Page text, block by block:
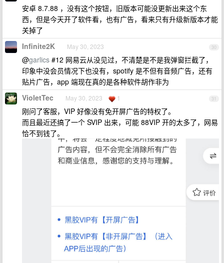
安卓 8.7.88 ，没有这个按钮，旧版本可能没更新出来这个东
西，但是今天开了软件看，也有广告，看来只有升级新版本才能
关掉了
30
Infinite2K May 30, 2023
@garlics #12 网易云从没见过，不清楚是不是我弹窗拦截了，
印象中没会员情况下也没有，spotify 是不但有音频广告，还有
贴片广告，app 端现在真的是各种软件胡作非为
31
VioletTec May 30, 2023 1
刚问了客服，VIP 好像没有免开屏广告的特权了。
而且最近还搞了一个 SVIP 出来，可能 88VIP 开的太多了，网易
恰不到钱了。